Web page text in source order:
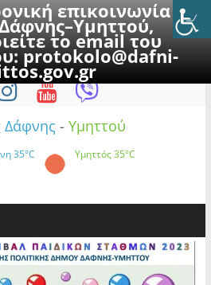
επικοινωνία με
το email του
protokolo@dafni-
8 Αυγούστου 2026
Δάφνης - Υμηττού
35°C Υμηττός35°C